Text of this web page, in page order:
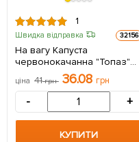
1
Швидка відправка 32156
На вагу Капуста
червонокачанна "Топаз"
ТМ "Весна" ціна за 2г
ціна 41грн 36.08 грн
- +
КУПИТИ